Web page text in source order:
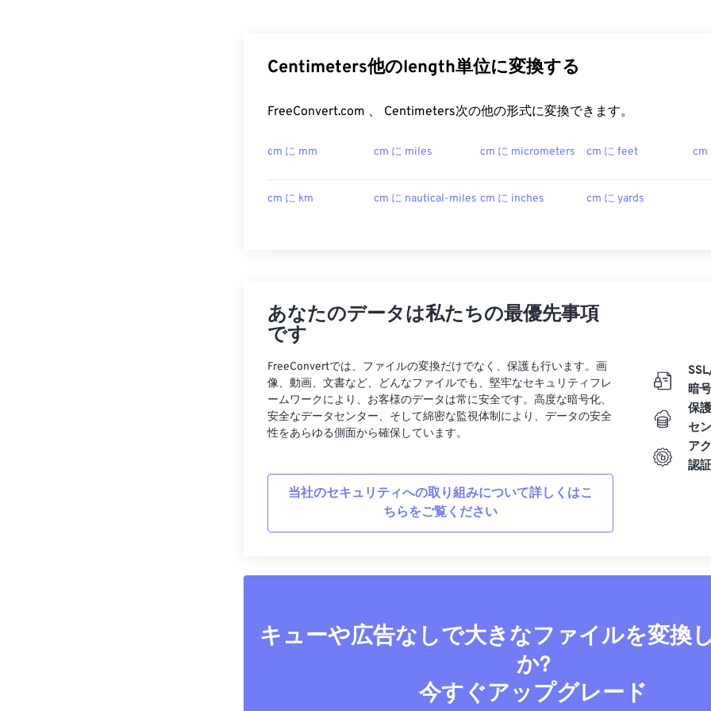
Centimeters他のlength単位に変換する
FreeConvert.com 、 Centimeters次の他の形式に変換できます。
cm に mm cm に miles cm に micrometers cm に feet cm
cm に km cm に nautical-miles cm に inches cm に yards
あなたのデータは私たちの最優先事項
です
FreeConvertでは、ファイルの変換だけでなく、保護も行います。画
像、動画、文書など、どんなファイルでも、堅牢なセキュリティフレ
ームワークにより、お客様のデータは常に安全です。高度な暗号化、
安全なデータセンター、そして綿密な監視体制により、データの安全
性をあらゆる側面から確保しています。
当社のセキュリティへの取り組みについて詳しくはこ
ちらをご覧ください
暗
保
セ
ア
認証
キューや広告なしで大きなファイルを変換
か?
今すぐアップグレード